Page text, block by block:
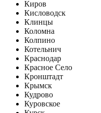
Киров
Кисловодск
Клинцы
Коломна
Колпино
Котельнич
Краснодар
Красное Село
Кронштадт
Крымск
Кудрово
Куровское